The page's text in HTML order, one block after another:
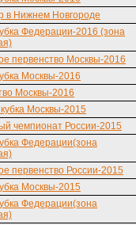
в Нижнем Новгороде
Федерации-2016 (зона
первенство Москвы-2016
Москвы-2016
Москвы-2016
Москвы-2015
чемпионат России-2015
Федерации(зона
первенство России-2015
Москвы-2015
Федерации(зона